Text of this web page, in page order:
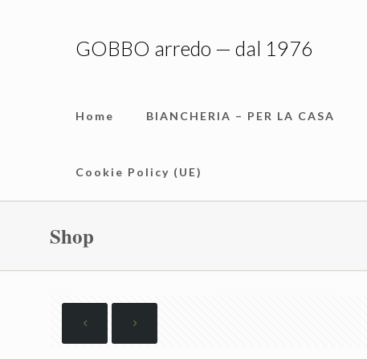
GOBBO arredo — dal 1976
Home BIANCHERIA – PER LA CASA
Cookie Policy (UE)
Shop